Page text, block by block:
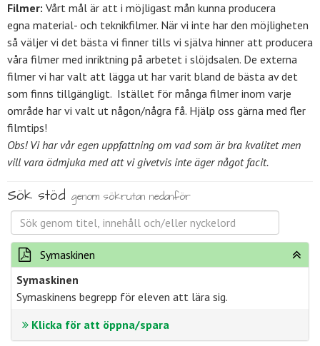
Filmer: Vårt mål är att i möjligast mån kunna producera
egna material- och teknikfilmer. När vi inte har den möjligheten
så väljer vi det bästa vi finner tills vi själva hinner att producera
våra filmer med inriktning på arbetet i slöjdsalen. De externa
filmer vi har valt att lägga ut har varit bland de bästa av det
som finns tillgängligt. Istället för många filmer inom varje
område har vi valt ut någon/några få. Hjälp oss gärna med fler
filmtips!
Obs! Vi har vår egen uppfattning om vad som är bra kvalitet men
vill vara ödmjuka med att vi givetvis inte äger något facit.
Sök stöd genom sökrutan nedanför
Symaskinen
Symaskinen
Symaskinens begrepp för eleven att lära sig.
Klicka för att öppna/spara